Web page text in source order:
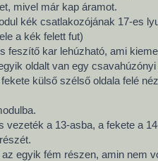
mivel már kap áramot.
kék csatlakozójának 17-es
a kék felett fut)
feszítő kar lehúzható, ami
oldalt van egy
külső szélső oldala felé
a 13-asba, a fekete a
egyik fém részen, amin nem